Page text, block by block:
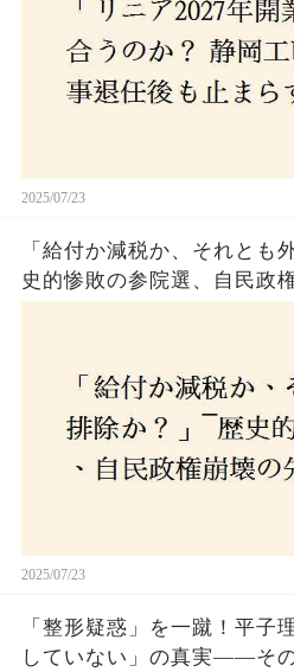
2025/07/23
「給付か減税か、それと
史的惨敗の参院選、自民政
2025/07/23
「整形疑惑」を一蹴！平子
していない」の真実——そ